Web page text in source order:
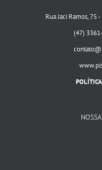
Rua Jaci Ramos, 75
(47)